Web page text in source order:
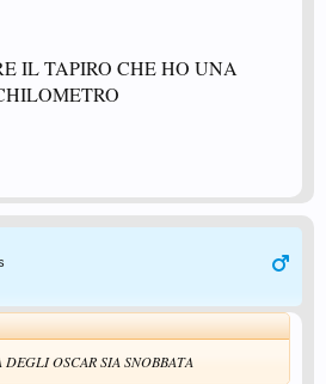
IL TAPIRO CHE HO UNA
OSCAR SIA SNOBBATA